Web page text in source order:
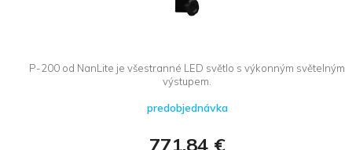
P-200 od NanLite je všestranné LED světlo s výkonným světelným
výstupem.
predobjednávka
771,84 €